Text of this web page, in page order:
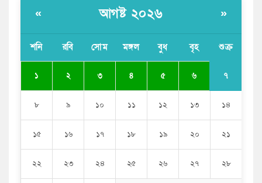
যে ডকুমেন্টারিতে আবু সাঈদের ছবি নেই, সেটা কোনো
« আগষ্ট ২০২৬ »
শনি রবি সোম মঙ্গল বুধ বৃহ শুক্র
১ ২ ৩ ৪ ৫ ৬ ৭
৮ ৯ ১০ ১১ ১২ ১৩ ১৪
১৫ ১৬ ১৭ ১৮ ১৯ ২০ ২১
২২ ২৩ ২৪ ২৫ ২৬ ২৭ ২৮